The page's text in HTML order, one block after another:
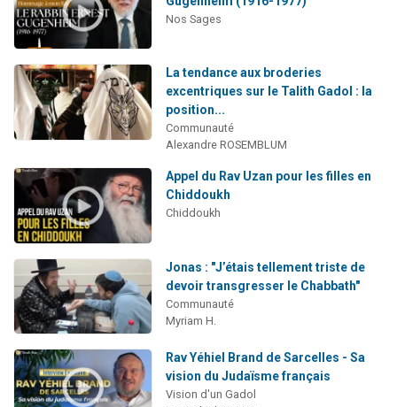
Il reste 49 places pour étudier en groupe sur Zoom
12 nouvelles musiques dans Torah-Box Music
Nos Sages
La tendance aux broderies
excentriques sur le Talith Gadol : la
position...
Communauté
Alexandre ROSEMBLUM
Appel du Rav Uzan pour les filles en
Chiddoukh
Chiddoukh
Jonas : "J’étais tellement triste de
devoir transgresser le Chabbath"
Communauté
Myriam H.
Rav Yéhiel Brand de Sarcelles - Sa
vision du Judaïsme français
Vision d'un Gadol